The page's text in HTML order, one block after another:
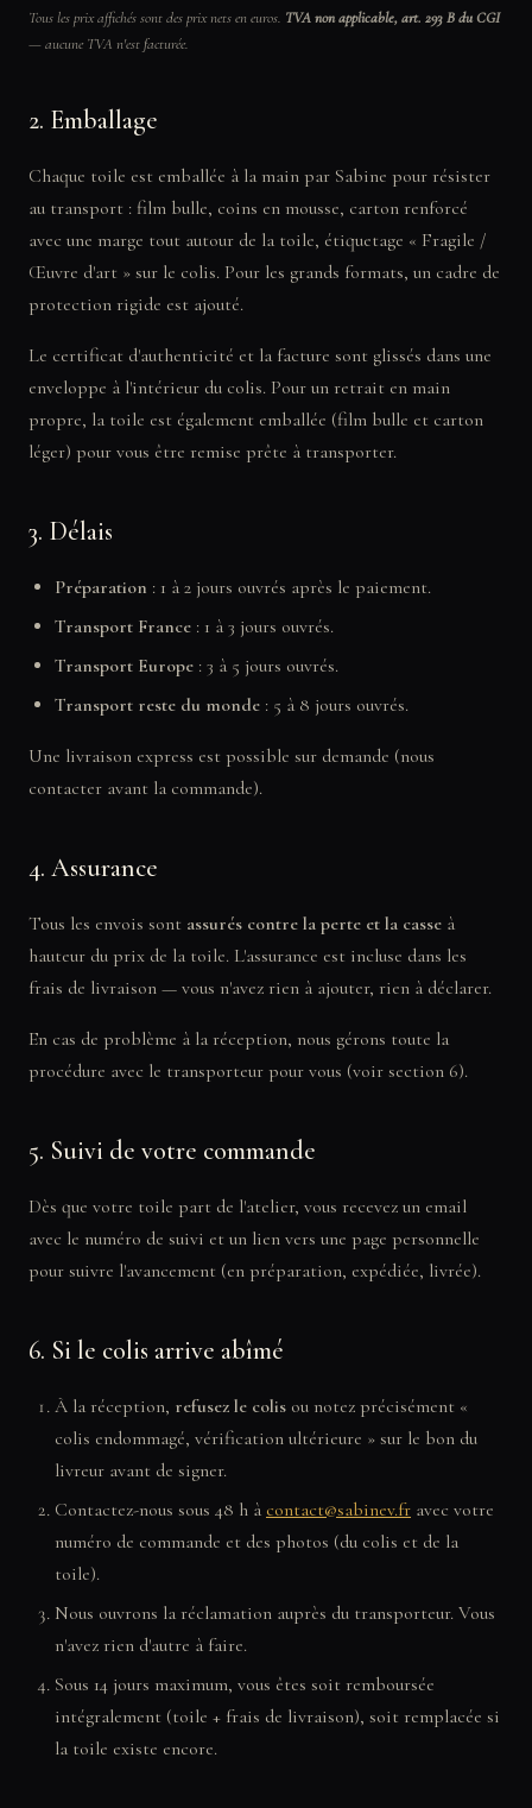
Tous les prix affichés sont des prix nets en euros. TVA non applicable, art. 293 B du CGI
— aucune TVA n'est facturée.
2. Emballage
Chaque toile est emballée à la main par Sabine pour résister
au transport : film bulle, coins en mousse, carton renforcé
avec une marge tout autour de la toile, étiquetage « Fragile /
Œuvre d'art » sur le colis. Pour les grands formats, un cadre de
protection rigide est ajouté.
Le certificat d'authenticité et la facture sont glissés dans une
enveloppe à l'intérieur du colis. Pour un retrait en main
propre, la toile est également emballée (film bulle et carton
léger) pour vous être remise prête à transporter.
3. Délais
Préparation : 1 à 2 jours ouvrés après le paiement.
Transport France : 1 à 3 jours ouvrés.
Transport Europe : 3 à 5 jours ouvrés.
Transport reste du monde : 5 à 8 jours ouvrés.
Une livraison express est possible sur demande (nous
contacter avant la commande).
4. Assurance
Tous les envois sont assurés contre la perte et la casse à
hauteur du prix de la toile. L'assurance est incluse dans les
frais de livraison — vous n'avez rien à ajouter, rien à déclarer.
En cas de problème à la réception, nous gérons toute la
procédure avec le transporteur pour vous (voir section 6).
5. Suivi de votre commande
Dès que votre toile part de l'atelier, vous recevez un email
avec le numéro de suivi et un lien vers une page personnelle
pour suivre l'avancement (en préparation, expédiée, livrée).
6. Si le colis arrive abîmé
À la réception, refusez le colis ou notez précisément «
colis endommagé, vérification ultérieure » sur le bon du
livreur avant de signer.
Contactez-nous sous 48 h à contact@sabinev.fr avec votre
numéro de commande et des photos (du colis et de la
toile).
Nous ouvrons la réclamation auprès du transporteur. Vous
n'avez rien d'autre à faire.
Sous 14 jours maximum, vous êtes soit remboursée
intégralement (toile + frais de livraison), soit remplacée si
la toile existe encore.